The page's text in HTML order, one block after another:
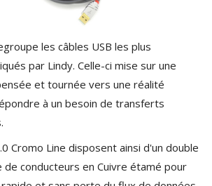
les câbles USB les plus
par Lindy. Celle-ci mise sur une
et tournée vers une réalité
à un besoin de transferts
Cromo Line disposent ainsi d'un double
de conducteurs en Cuivre étamé pour